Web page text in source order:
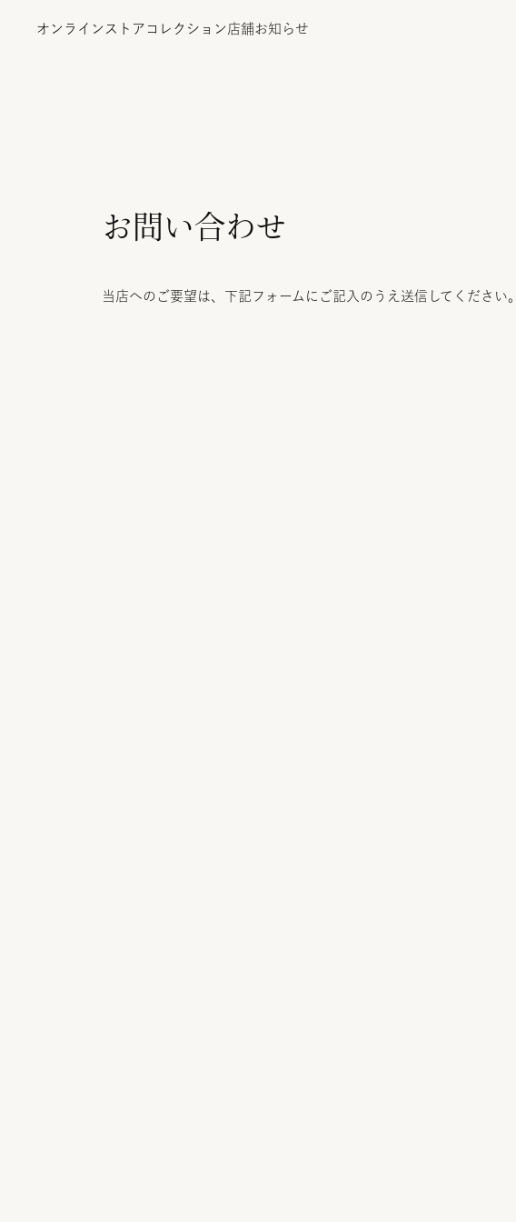
オンラインストア コレクション 店舗お知らせ
お問い合わせ
当店へのご要望は、下記フォームにご記入のうえ送信してください。